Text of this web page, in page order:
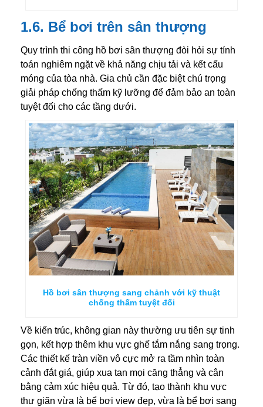
1.6. Bể bơi trên sân thượng
Quy trình thi công hồ bơi sân thượng đòi hỏi sự tính
toán nghiêm ngặt về khả năng chịu tải và kết cấu
móng của tòa nhà. Gia chủ cần đặc biệt chú trọng
giải pháp chống thấm kỹ lưỡng để đảm bảo an toàn
tuyệt đối cho các tầng dưới.
Hồ bơi sân thượng sang chảnh với kỹ thuật
chống thấm tuyệt đối
Về kiến trúc, không gian này thường ưu tiên sự tinh
gọn, kết hợp thêm khu vực ghế tắm nắng sang trọng.
Các thiết kế tràn viền vô cực mở ra tầm nhìn toàn
cảnh đắt giá, giúp xua tan mọi căng thẳng và cân
bằng cảm xúc hiệu quả. Từ đó, tạo thành khu vực
thư giãn vừa là bể bơi view đẹp, vừa là bể bơi sang